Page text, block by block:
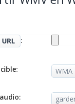
URL :